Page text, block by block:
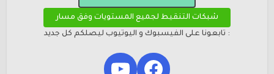
شبكات التنقيط لجميع المستويات وفق مسار
: تابعونا على الفيسبوك و اليوتيوب ليصلكم كل جديد
Facebook
YouTube